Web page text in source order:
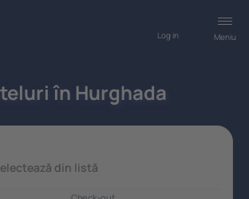
Meniu
Log in
în Hurghada